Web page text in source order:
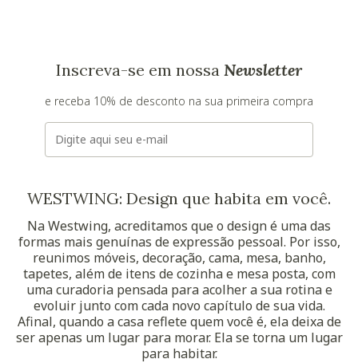
Inscreva-se em nossa Newsletter
e receba 10% de desconto na sua primeira compra
E-mail
WESTWING: Design que habita em você.
Na Westwing, acreditamos que o design é uma das
formas mais genuínas de expressão pessoal. Por isso,
reunimos móveis, decoração, cama, mesa, banho,
tapetes, além de itens de cozinha e mesa posta, com
uma curadoria pensada para acolher a sua rotina e
evoluir junto com cada novo capítulo de sua vida.
Afinal, quando a casa reflete quem você é, ela deixa de
ser apenas um lugar para morar. Ela se torna um lugar
para habitar.